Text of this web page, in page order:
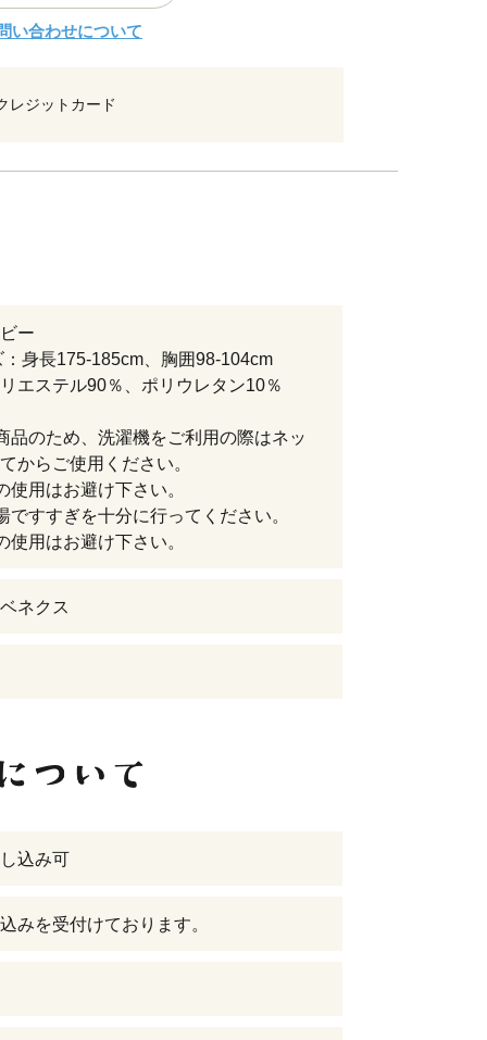
い合わせについて
レジットカード
ー
：身長175-185cm、胸囲98-104cm
エステル90％、ポリウレタン10％
品のため、洗濯機をご利用の際はネッ
からご使用ください。
使用はお避け下さい。
ですすぎを十分に行ってください。
使用はお避け下さい。
ネクス
込み可
みを受付けております。